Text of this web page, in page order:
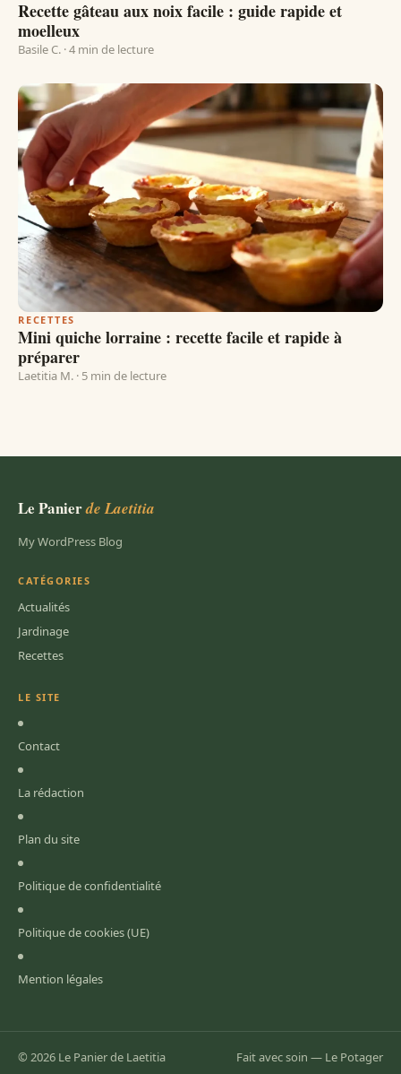
Recette gâteau aux noix facile : guide rapide et
moelleux
Basile C. · 4 min de lecture
RECETTES
Mini quiche lorraine : recette facile et rapide à
préparer
Laetitia M. · 5 min de lecture
Le Panierde Laetitia
My WordPress Blog
CATÉGORIES
Actualités
Jardinage
Recettes
LE SITE
Contact
La rédaction
Plan du site
Politique de confidentialité
Politique de cookies (UE)
Mention légales
© 2026 Le Panier de Laetitia Fait avec soin — Le Potager